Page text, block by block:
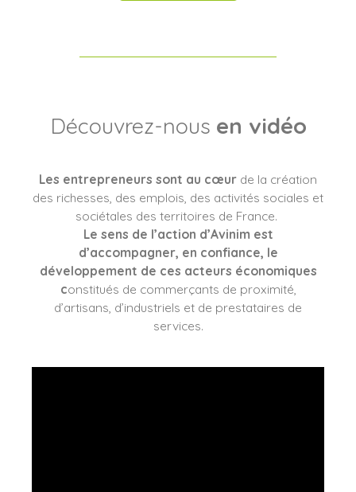
Découvrez-nous en vidéo
Les entrepreneurs sont au cœur de la création
des richesses, des emplois, des activités sociales et
sociétales des territoires de France.
Le sens de l’action d’Avinim est
d’accompagner, en confiance, le
développement de ces acteurs économiques
constitués de commerçants de proximité,
d’artisans, d’industriels et de prestataires de
services.